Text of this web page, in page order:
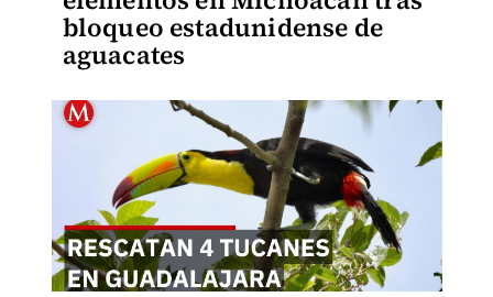
bloqueo estadunidense de
aguacates